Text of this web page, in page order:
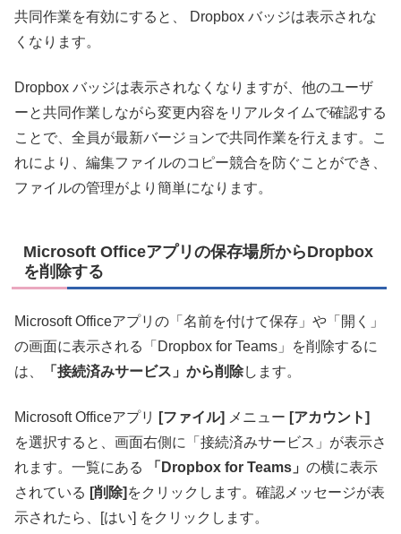
共同作業を有効にすると、 Dropbox バッジは表示されな
くなります。
Dropbox バッジは表示されなくなりますが、他のユーザ
ーと共同作業しながら変更内容をリアルタイムで確認する
ことで、全員が最新バージョンで共同作業を行えます。こ
れにより、編集ファイルのコピー競合を防ぐことができ、
ファイルの管理がより簡単になります。
Microsoft Officeアプリの保存場所からDropbox
を削除する
Microsoft Officeアプリの「名前を付けて保存」や「開く」
の画面に表示される「Dropbox for Teams」を削除するに
は、
「接続済みサービス」から削除します。
Microsoft Officeアプリ [ファイル] メニュー [アカウント]
を選択すると、画面右側に「接続済みサービス」が表示さ
れます。 一覧にある 「Dropbox for Teams」 の横に表示
されている [削除] をクリックします。 確認メッセージが表
示されたら、[はい] をクリックします。